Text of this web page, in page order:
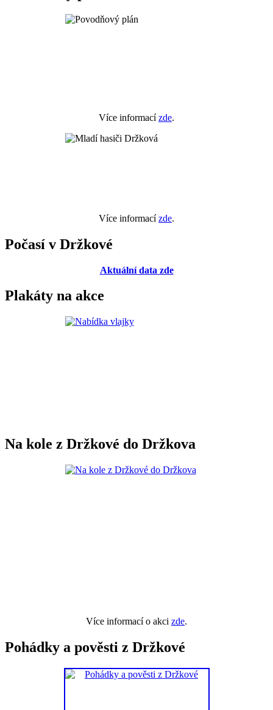
Více informacízde.
Více informacízde.
Počasí v Držkové
Aktuální data zde
Plakáty na akce
Na kole z Držkové do Držkova
Více informací o akci zde.
Pohádky a pověsti z Držkové